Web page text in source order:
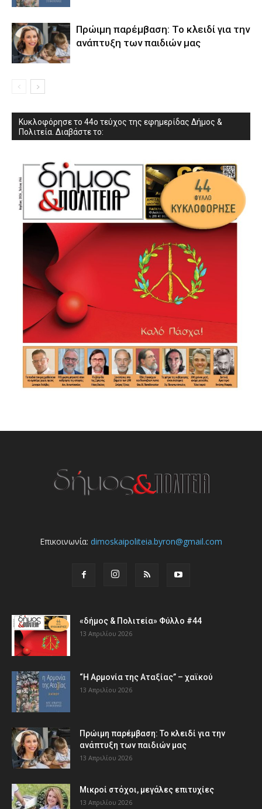
Πρώιμη παρέμβαση: Το κλειδί για την
ανάπτυξη των παιδιών µας
Κυκλοφόρησε το 44ο τεύχος της εφημερίδας Δήμος &
Πολιτεία. Διαβάστε το:
Επικοινωνία: dimoskaipoliteia.byron@gmail.com
«δήμος & Πολιτεία» Φύλλο #44
13 Απριλίου 2026
“Η Αρμονία της Αταξίας” – χαϊκού
13 Απριλίου 2026
Πρώιμη παρέμβαση: Το κλειδί για την
ανάπτυξη των παιδιών µας
13 Απριλίου 2026
Μικροί στόχοι, μεγάλες επιτυχίες
13 Απριλίου 2026